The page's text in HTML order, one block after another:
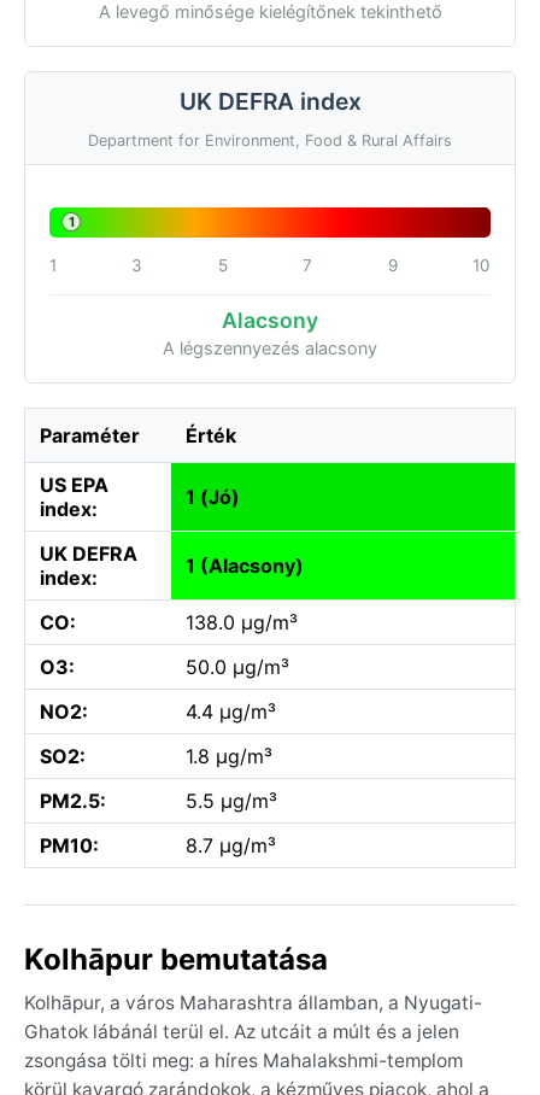
A levegő minősége kielégítőnek tekinthető
UK DEFRA index
Department for Environment, Food & Rural Affairs
1
1 3 5 7 9 10
Alacsony
A légszennyezés alacsony
Paraméter Érték
US EPA
index:
1 (Jó)
UK DEFRA
index:
1 (Alacsony)
CO:
138.0 µg/m³
O3:
50.0 µg/m³
NO2:
4.4 µg/m³
SO2:
1.8 µg/m³
PM2.5:
5.5 µg/m³
PM10:
8.7 µg/m³
Kolhāpur bemutatása
Kolhāpur, a város Maharashtra államban, a Nyugati-
Ghatok lábánál terül el. Az utcáit a múlt és a jelen
zsongása tölti meg: a híres Mahalakshmi-templom
körül kavargó zarándokok, a kézműves piacok, ahol a